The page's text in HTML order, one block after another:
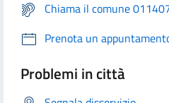
Chiama il comune
Prenota un
Problemi in città